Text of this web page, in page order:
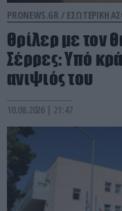
PRONEWS.GR / ΕΣΩΤΕΡΙΚΗ
Θρίλερ με τον
Σέρρες: Υπό
ανιψιός του
10.08.2026 | 21:47